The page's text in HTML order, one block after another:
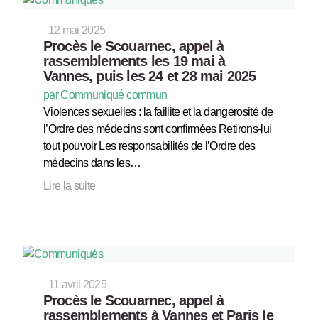
12 mai 2025
Procès le Scouarnec, appel à
rassemblements les 19 mai à
Vannes, puis les 24 et 28 mai 2025
par Communiqué commun
Violences sexuelles : la faillite et la dangerosité de
l’Ordre des médecins sont confirmées Retirons-lui
tout pouvoir Les responsabilités de l’Ordre des
médecins dans les…
Lire la suite
11 avril 2025
Procès le Scouarnec, appel à
rassemblements à Vannes et Paris le